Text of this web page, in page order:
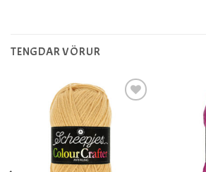
TENGDAR VÖRUR